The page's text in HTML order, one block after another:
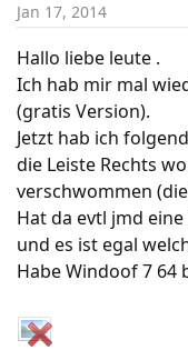
t
a
r
e
r
t
e
Jan 17, 2014
Hallo liebe leute .
Ich hab mir mal
(gratis Version).
Jetzt hab ich
die Leiste Rechts
verschwommen
Hat da evtl jmd
und es ist egal
Habe Windoof 7 64